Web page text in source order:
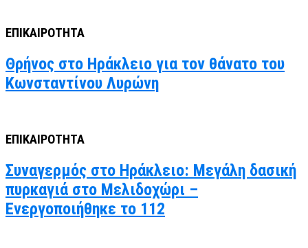
ΕΠΙΚΑΙΡΟΤΗΤΑ
Θρήνος στο Ηράκλειο για τον θάνατο του
Κωνσταντίνου Λυρώνη
ΕΠΙΚΑΙΡΟΤΗΤΑ
Συναγερμός στο Ηράκλειο: Μεγάλη δασική
πυρκαγιά στο Μελιδοχώρι –
Ενεργοποιήθηκε το 112